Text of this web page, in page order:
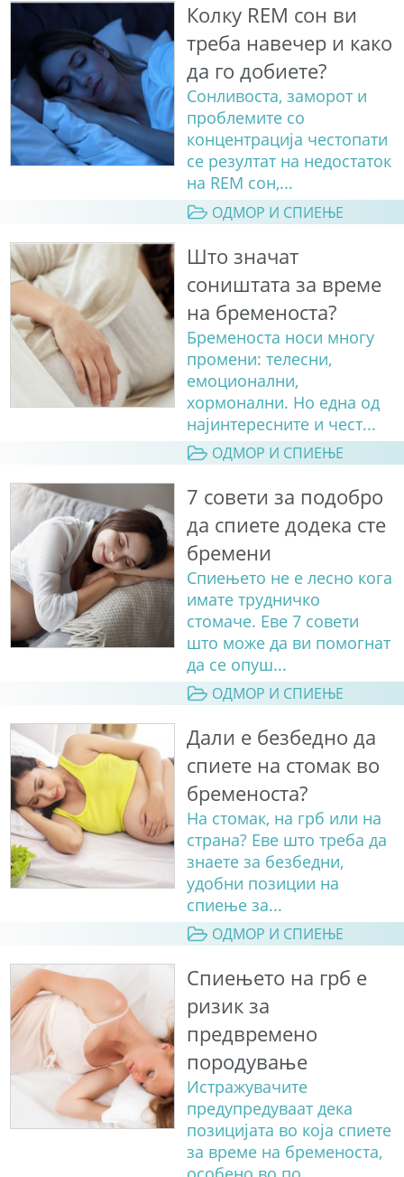
Колку REM сон ви
треба навечер и како
да го добиете?
Сонливоста, заморот и
проблемите со
концентрација честопати
се резултат на недостаток
на REM сон,...
ОДМОР И СПИЕЊЕ
Што значат
соништата за време
на бременоста?
Бременоста носи многу
промени: телесни,
емоционални,
хормонални. Но една од
најинтересните и чест...
ОДМОР И СПИЕЊЕ
7 совети за подобро
да спиете додека сте
бремени
Спиењето не е лесно кога
имате трудничко
стомаче. Еве 7 совети
што може да ви помогнат
да се опуш...
ОДМОР И СПИЕЊЕ
Дали е безбедно да
спиете на стомак во
бременоста?
На стомак, на грб или на
страна? Еве што треба да
знаете за безбедни,
удобни позиции на
спиење за...
ОДМОР И СПИЕЊЕ
Спиењето на грб е
ризик за
предвремено
породување
Истражувачите
предупредуваат дека
позицијата во која спиете
за време на бременоста,